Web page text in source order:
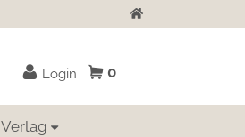
Zur Startseite
Login 0
Verlag